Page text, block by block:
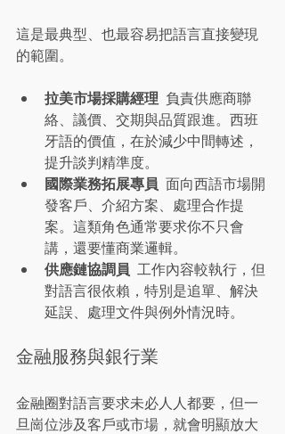
這是最典型、也最容易把語言直接變現
的範圍。
拉美市場採購經理
  負責供應商聯
絡、議價、交期與品質跟進。西班
牙語的價值，在於減少中間轉述，
提升談判精準度。
國際業務拓展專員
  面向西語市場開
發客戶、介紹方案、處理合作提
案。這類角色通常要求你不只會
講，還要懂商業邏輯。
供應鏈協調員
  工作內容較執行，但
對語言很依賴，特別是追單、解決
延誤、處理文件與例外情況時。
金融服務與銀行業
金融圈對語言要求未必人人都要，但一
旦崗位涉及客戶或市場，就會明顯放大